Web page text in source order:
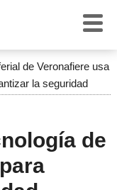
de Veronafiere usa
la seguridad
de